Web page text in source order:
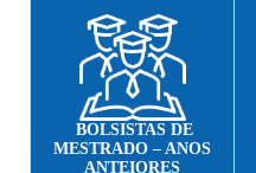
BOLSISTAS DE
MESTRADO – ANOS
ANTEIORES